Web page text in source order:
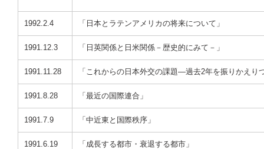
1992.2.4 「日本とラテンアメリカの将来について」
1991.12.3 「日英関係と日米関係－歴史的にみて－」
1991.11.28 「これからの日本外交の課題―過去2年を振りかえり
1991.8.28 「最近の国際連合」
1991.7.9 「中近東と国際秩序」
1991.6.19 「成長する都市・衰退する都市」